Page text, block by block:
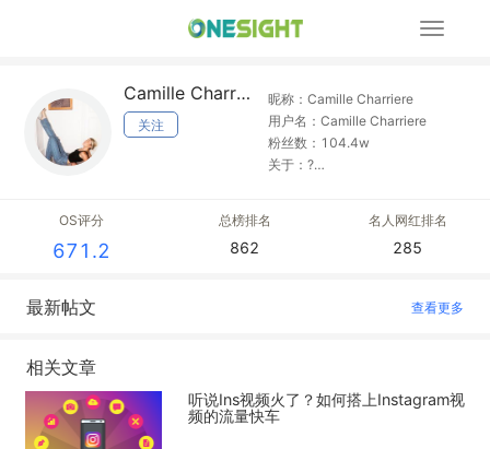
展
Camille Charriere
关注
昵称：Camille Charriere
用户名：Camille Charriere
粉丝数：104.4w
关于：?
on iTunes ? Paris Fashion on
@canalplus @mycanal
OS评分
671.2
总榜排名
862
名人网红排名
285
最新帖文 查看更多
相关文章
听说Ins视频火了？如何搭上Instagram视
频的流量快车